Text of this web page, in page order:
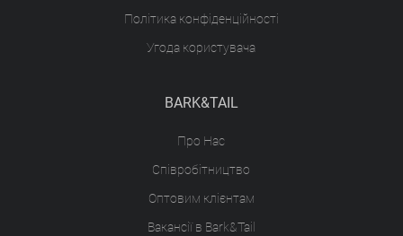
Політика конфіденційності
Угода користувача
BARK&TAIL
Про Нас
Співробітництво
Оптовим клієнтам
Вакансії в Bark&Tail